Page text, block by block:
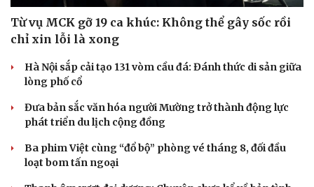
Từ vụ MCK gỡ 19 ca khúc: Không thể gây sốc rồi
chỉ xin lỗi là xong
Hà Nội sắp cải tạo 131 vòm cầu đá: Đánh thức di sản giữa
lòng phố cổ
Đưa bản sắc văn hóa người Mường trở thành động lực
phát triển du lịch cộng đồng
Ba phim Việt cùng “đổ bộ” phòng vé tháng 8, đối đầu
loạt bom tấn ngoại